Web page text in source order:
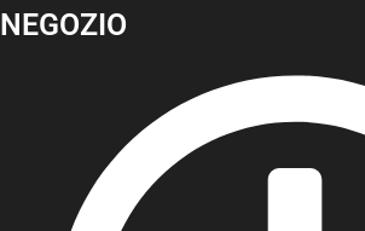
NEGOZIO